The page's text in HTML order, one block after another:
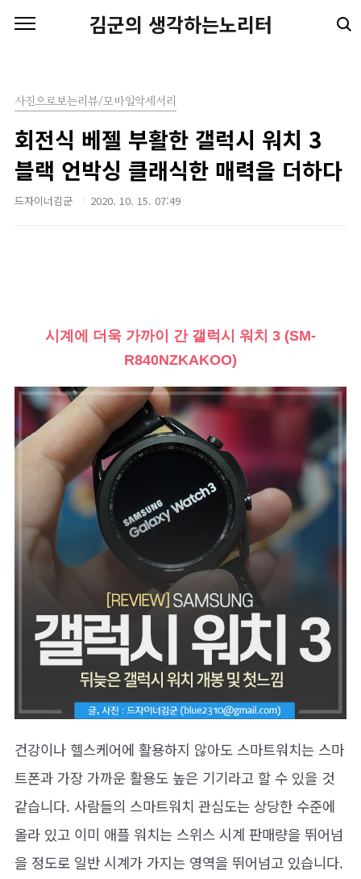
김군의 생각하는노리터
사진으로보는리뷰/모바일악세서리
회전식 베젤 부활한 갤럭시 워치 3
블랙 언박싱 클래식한 매력을 더하다
드자이너김군 2020. 10. 15. 07:49
시계에 더욱 가까이 간 갤럭시 워치 3 (SM-
R840NZKAKOO)
건강이나 헬스케어에 활용하지 않아도 스마트워치는 스마
트폰과 가장 가까운 활용도 높은 기기라고 할 수 있을 것
같습니다. 사람들의 스마트워치 관심도는 상당한 수준에
올라 있고 이미 애플 워치는 스위스 시계 판매량을 뛰어넘
을 정도로 일반 시계가 가지는 영역을 뛰어넘고 있습니다.